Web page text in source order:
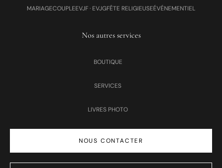
MARIAGECOUPLEEVJF · EVJGFÊTE RELIGIEUSEÉVÉNEMENTIEL
Nos autres services
BOUTIQUE
SERVICES
LIVRES PHOTO
NOUS CONTACTER